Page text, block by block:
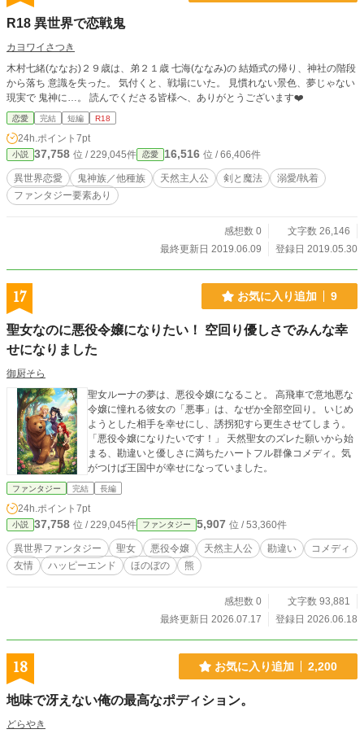
R18 異世界で恋戦鬼
カヨワイさつき
木村七緒(ななお)２９歳は、弟２１歳 七海(ななみ)の 結婚式の帰り、神社の階段
から落ち 意識を失った。 気付くと、戦場にいた。 見慣れない景色、夢じゃない
現実で 鬼神に…。 読んでくださる皆様へ、ありがとうございます❤️
恋愛 完結 短編 R18
24h.ポイント 7pt
小説 37,758 位 / 229,045件 恋愛 16,516 位 / 66,406件
異世界恋愛 鬼神族／他種族 天然主人公 剣と魔法
溺愛/執着
ファンタジー要素あり
感想数 0
文字数 26,146
最終更新日 2019.06.09
登録日 2019.05.30
17 お気に入り追加 9
聖女なのに悪役令嬢になりたい！ 空回り優しさでみんな幸
せになりました
御厨そら
聖女ルーナの夢は、悪役令嬢になること。 高飛車で意地悪な
令嬢に憧れる彼女の「悪事」は、なぜか全部空回り。 いじめ
ようとした相手を幸せにし、誘拐犯すら更生させてしまう。
「悪役令嬢になりたいです！」 天然聖女のズレた願いから始
まる、勘違いと優しさに満ちたハートフル群像コメディ。気
がつけば王国中が幸せになっていました。
ファンタジー 完結 長編
24h.ポイント 7pt
小説 37,758 位 / 229,045件 ファンタジー 5,907 位 / 53,360件
異世界ファンタジー 聖女 悪役令嬢 天然主人公 勘違い
コメディ
友情
ハッピーエンド ほのぼの 熊
感想数 0
文字数 93,881
最終更新日 2026.07.17
登録日 2026.06.18
18 お気に入り追加 2,200
地味で冴えない俺の最高なポディション。
どらやき